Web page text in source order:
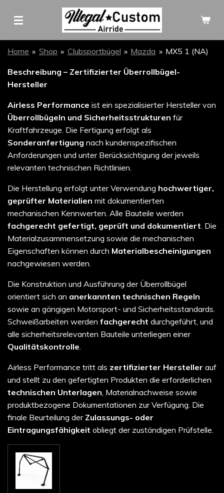
Hauptinhalt
Home » Shop » Clubsportbügel » Mazda » MX5 1 (NA)
Beschreibung – Zertifizierter Überrollbügel-
Hersteller
Airless Performance ist ein spezialisierter Hersteller von
Überrollbügeln und Sicherheitsstrukturen für
Kraftfahrzeuge. Die Fertigung erfolgt als
Sonderanfertigung nach kundenspezifischen
Anforderungen und unter Berücksichtigung der jeweils
relevanten technischen Richtlinien.
Die Herstellung erfolgt unter Verwendung hochwertiger,
geprüfter Materialien mit dokumentierten
mechanischen Kennwerten. Alle Bauteile werden
fachgerecht gefertigt, geprüft und dokumentiert. Die
Materialzusammensetzung sowie die mechanischen
Eigenschaften können durch Materialbescheinigungen
nachgewiesen werden.
Die Konstruktion und Ausführung der Überrollbügel
orientiert sich an anerkannten technischen Regeln
sowie an gängigen Motorsport- und Sicherheitsstandards.
Schweißarbeiten werden fachgerecht durchgeführt, und
alle sicherheitsrelevanten Bauteile unterliegen einer
Qualitätskontrolle.
Airless Performance tritt als zertifizierter Hersteller auf
und stellt zu den gefertigten Produkten die erforderlichen
technischen Unterlagen, Materialnachweise sowie
produktbezogene Dokumentationen zur Verfügung. Die
finale Beurteilung der Zulassungs- oder
Eintragungsfähigkeit obliegt der zuständigen Prüfstelle.